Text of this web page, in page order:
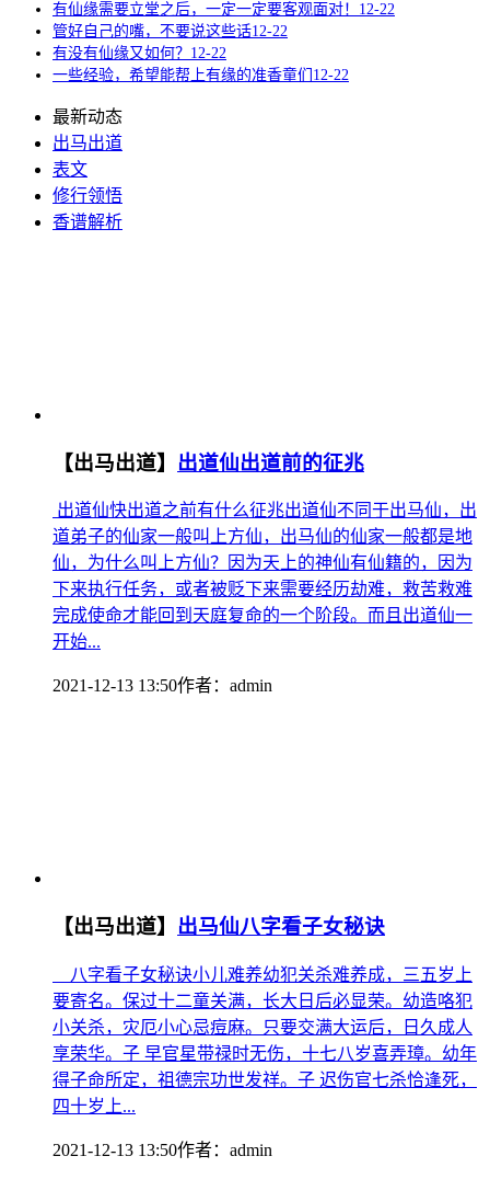
有仙缘需要立堂之后，一定一定要客观面对！ 12-22
管好自己的嘴，不要说这些话12-22
有没有仙缘又如何？ 12-22
一些经验，希望能帮上有缘的准香童们 12-22
最新动态
出马出道
表文
修行领悟
香谱解析
【出马出道】 出道仙出道前的征兆
出道仙快出道之前有什么征兆出道仙不同于出马仙，出
道弟子的仙家一般叫上方仙，出马仙的仙家一般都是地
仙，为什么叫上方仙？因为天上的神仙有仙籍的，因为
下来执行任务，或者被贬下来需要经历劫难，救苦救难
完成使命才能回到天庭复命的一个阶段。而且出道仙一
开始...
2021-12-13 13:50作者： admin
【出马出道】 出马仙八字看子女秘诀
八字看子女秘诀小儿难养幼犯关杀难养成，三五岁上
要寄名。保过十二童关满，长大日后必显荣。幼造咯犯
小关杀，灾厄小心忌痘麻。只要交满大运后，日久成人
享荣华。子 早官星带禄时无伤，十七八岁喜弄璋。幼年
得子命所定，祖德宗功世发祥。子 迟伤官七杀恰逢死，
四十岁上...
2021-12-13 13:50作者： admin